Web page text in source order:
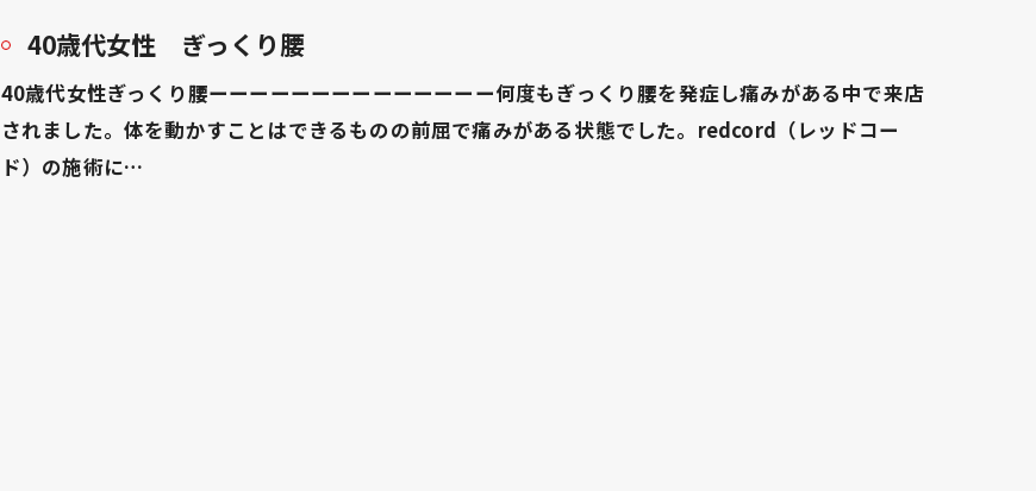
40歳代女性 ぎっくり腰
40歳代女性ぎっくり腰ーーーーーーーーーーーーーー何度もぎっくり腰を発症し痛みがある中で来店
されました。体を動かすことはできるものの前屈で痛みがある状態でした。redcord（レッドコー
ド）の施術に…